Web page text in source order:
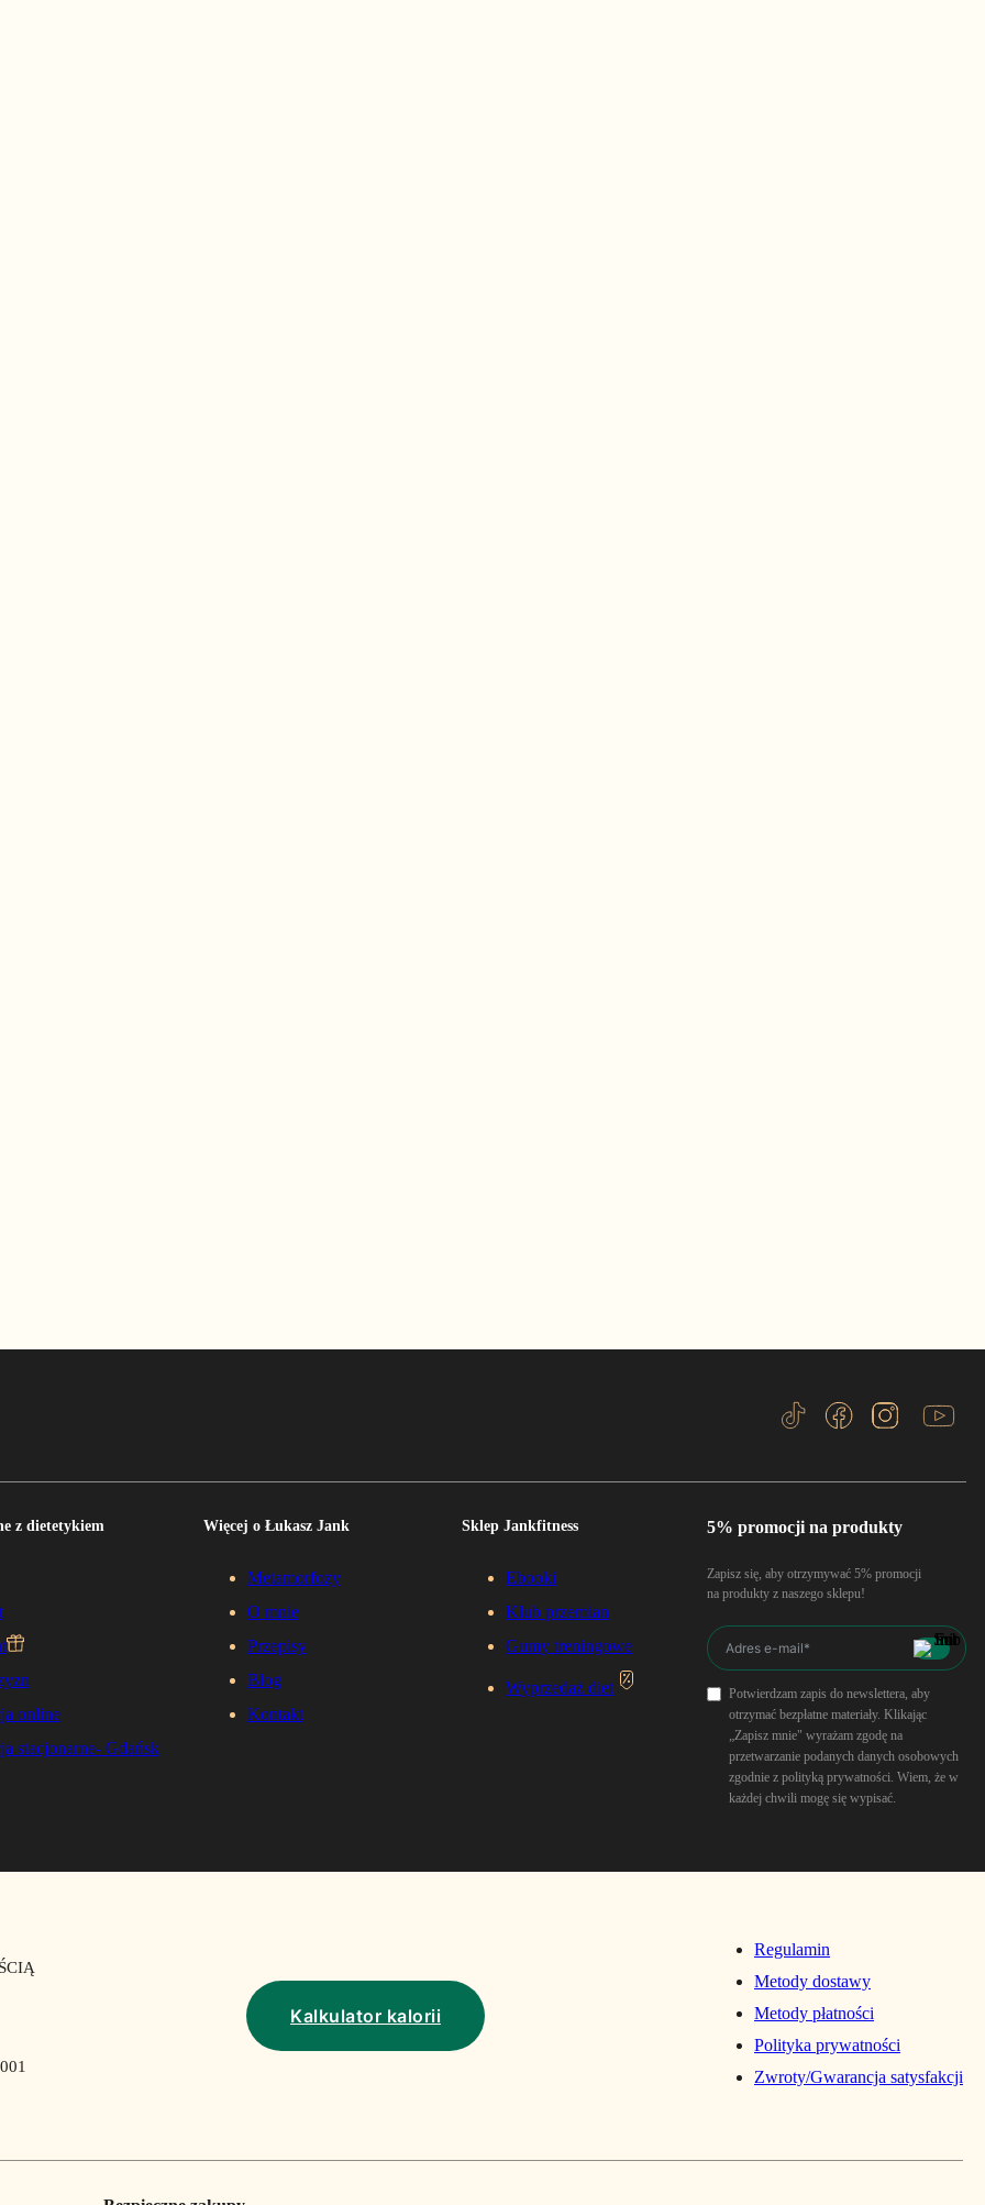
z dietetykiem
online
stacjonarne- Gdańsk
Więcej o Łukasz Jank
Metamorfozy
O mnie
Przepisy
Blog
Kontakt
Sklep Jankfitness
Ebooki
Klub przemian
Gumy treningowe
Wyprzedaż diet
5% promocji na produkty
Zapisz się, aby otrzymywać 5% promocji
na produkty z naszego sklepu!
Potwierdzam zapis do newslettera, aby
otrzymać bezpłatne materiały. Klikając
„Zapisz mnie" wyrażam zgodę na
przetwarzanie podanych danych osobowych
zgodnie z polityką prywatności. Wiem, że w
każdej chwili mogę się wypisać.
Kalkulator kalorii
Regulamin
Metody dostawy
Metody płatności
Polityka prywatności
Zwroty/Gwarancja satysfakcji